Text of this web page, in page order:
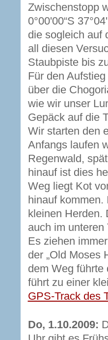
Zwischenstopp
0°00'00“S
die sogleich auf
all diesen
Staubpiste bis
Für den
über die
wie wir unser
Gepäck auf die
Wir starten den
Anfangs laufen
Regenwald,
hinauf ist dies
Weg liegt Kot
hinauf kommen.
kleinen Herden.
auch im
Es ziehen
der „Old Moses
dem Weg führte
führt zu einer
GPS-Track des
Do, 1.10.2009: